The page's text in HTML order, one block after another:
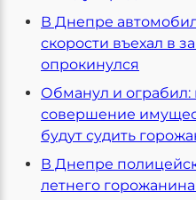
В Днепре
скорости въехал в
опрокинулся
Обманул и ограбил:
совершение
будут судить
В Днепре
летнего